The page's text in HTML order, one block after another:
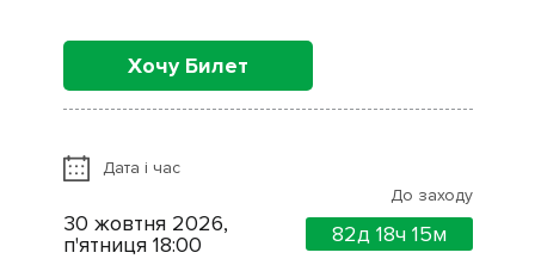
Хочу Билет
Дата і час
До заходу
30 жовтня 2026,
п'ятниця 18:00
82д 18ч 15м